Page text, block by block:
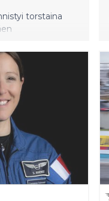
torstaina
nauttimaan
koskilaisjuurisia
ohjelmasta.